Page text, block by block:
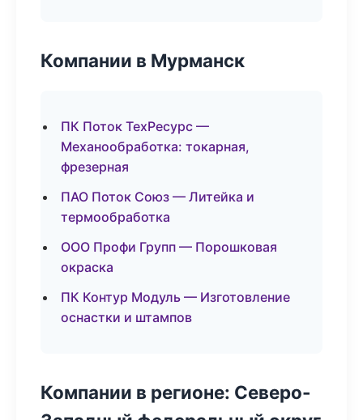
Компании в Мурманск
ПК Поток ТехРесурс —
Механообработка: токарная,
фрезерная
ПАО Поток Союз — Литейка и
термообработка
ООО Профи Групп — Порошковая
окраска
ПК Контур Модуль — Изготовление
оснастки и штампов
Компании в регионе: Северо-